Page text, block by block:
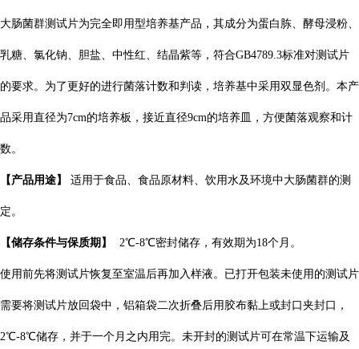
大肠菌群测试片为完全即用型培养基产品，其成分为蛋白胨、酵母浸粉、
乳糖、氯化钠、胆盐、中性红、结晶紫等，符合GB4789.3标准对测试片
的要求。为了更好的进行菌落计数和判读，培养基中采用双显色剂。本产
品采用直径为7cm的培养板，接近直径9cm的培养皿，方便菌落观察和计
数。
【产品用途】 适用于食品、食品原材料、饮用水及环境中大肠菌群的测
定。
【储存条件与保质期】 2℃-8℃密封储存，有效期为18个月。
使用前先将测试片恢复至室温后再加入样液。已打开包装未使用的测试片
需要将测试片放回袋中，铝箱袋二次折叠后用胶布黏上或封口夹封口，
2℃-8℃储存，并于一个月之内用完。未开封的测试片可在常温下运输及